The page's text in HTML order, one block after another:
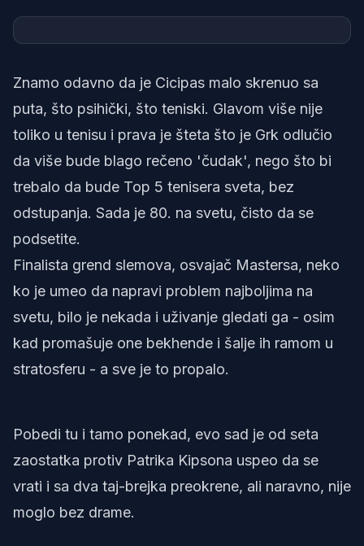
Znamo odavno da je Cicipas malo skrenuo sa
puta, što psihički, što teniski. Glavom više nije
toliko u tenisu i prava je šteta što je Grk odlučio
da više bude blago rečeno 'čudak', nego što bi
trebalo da bude Top 5 tenisera sveta, bez
odstupanja. Sada je 80. na svetu, čisto da se
podsetite.
Finalista grend slemova, osvajač Mastersa, neko
ko je umeo da napravi problem najboljima na
svetu, bilo je nekada i uživanje gledati ga - osim
kad promašuje one bekhende i šalje ih ramom u
stratosferu - a sve je to propalo.
Pobedi tu i tamo ponekad, evo sad je od seta
zaostatka protiv Patrika Kipsona uspeo da se
vrati i sa dva taj-brejka preokrene, ali naravno, nije
moglo bez drame.